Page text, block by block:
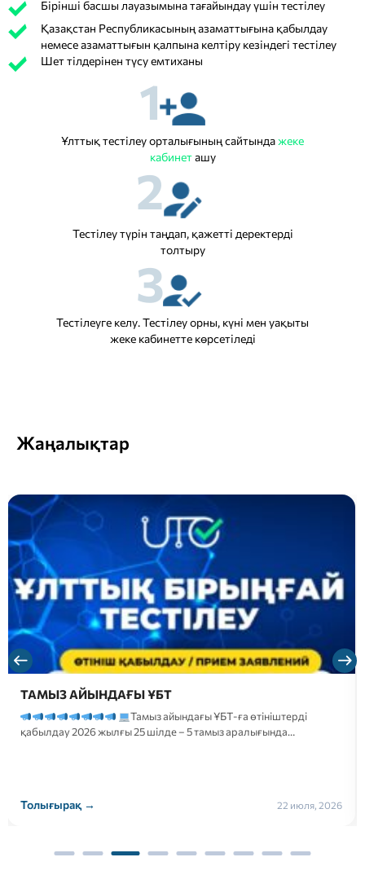
Бірінші басшы лауазымына тағайындау үшін тестілеу
Қазақстан Республикасының азаматтығына қабылдау
немесе азаматтығын қалпына келтіру кезіндегі тестілеу
Шет тілдерінен түсу емтиханы
1
Ұлттық тестілеу орталығының сайтындажеке
кабинеташу
2
Тестілеу түрін таңдап, қажетті деректерді
толтыру
3
Тестілеуге келу. Тестілеу орны, күні мен уақыты
жеке кабинетте көрсетіледі
Жаңалықтар
ТАМЫЗ АЙЫНДАҒЫ ҰБТ
Тамыз айындағы ҰБТ-ға өтініштерді
қабылдау 2026 жылғы 25 шілде – 5 тамыз аралығында…
Толығырақ → 22 июля, 2026